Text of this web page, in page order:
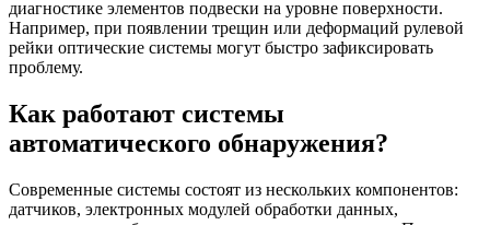
диагностике элементов подвески на уровне поверхности.
Например, при появлении трещин или деформаций рулевой
рейки оптические системы могут быстро зафиксировать
проблему.
Как работают системы
автоматического обнаружения?
Современные системы состоят из нескольких компонентов:
датчиков, электронных модулей обработки данных,